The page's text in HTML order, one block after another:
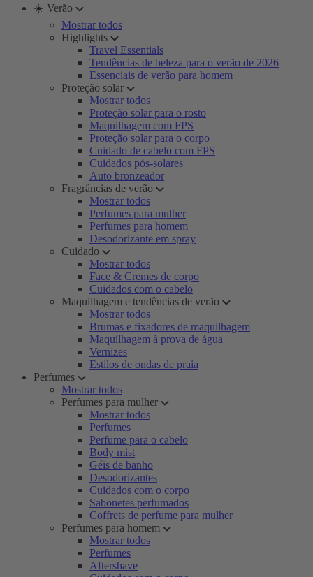
☀️ Verão
Mostrar todos
Highlights
Travel Essentials
Tendências de beleza para o verão de 2026
Essenciais de verão para homem
Proteção solar
Mostrar todos
Proteção solar para o rosto
Maquilhagem com FPS
Proteção solar para o corpo
Cuidado de cabelo com FPS
Cuidados pós-solares
Auto bronzeador
Fragrâncias de verão
Mostrar todos
Perfumes para mulher
Perfumes para homem
Desodorizante em spray
Cuidado
Mostrar todos
Face & Cremes de corpo
Cuidados com o cabelo
Maquilhagem e tendências de verão
Mostrar todos
Brumas e fixadores de maquilhagem
Maquilhagem à prova de água
Vernizes
Estilos de ondas de praia
Perfumes
Mostrar todos
Perfumes para mulher
Mostrar todos
Perfumes
Perfume para o cabelo
Body mist
Géis de banho
Desodorizantes
Cuidados com o corpo
Sabonetes perfumados
Coffrets de perfume para mulher
Perfumes para homem
Mostrar todos
Perfumes
Aftershave